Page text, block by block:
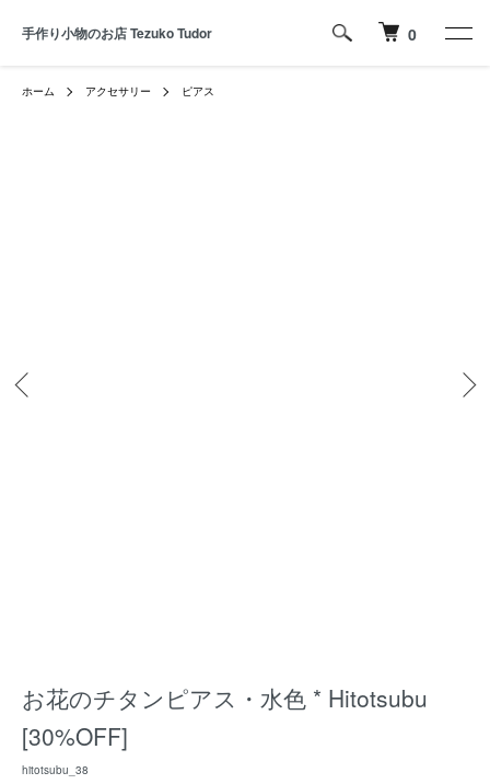
手作り小物のお店 Tezuko Tudor 0
ホーム アクセサリー ピアス
お花のチタンピアス・水色 * Hitotsubu
[30%OFF]
hitotsubu_38